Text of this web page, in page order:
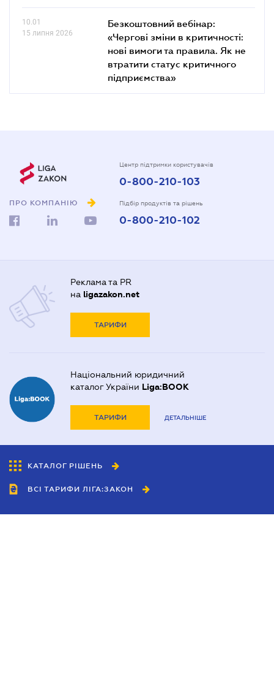
10.01
15 липня 2026
Безкоштовний вебінар:
«Чергові зміни в критичності:
нові вимоги та правила. Як не
втратити статус критичного
підприємства»
ПРО КОМПАНІЮ
Центр підтримки користувачів
0-800-210-103
Підбір продуктів та рішень
0-800-210-102
Реклама та PR
на ligazakon.net
ТАРИФИ
Національний юридичний
каталог України Liga:BOOK
ТАРИФИ ДЕТАЛЬНІШЕ
КАТАЛОГ РІШЕНЬ
ВСІ ТАРИФИ ЛІГА:ЗАКОН